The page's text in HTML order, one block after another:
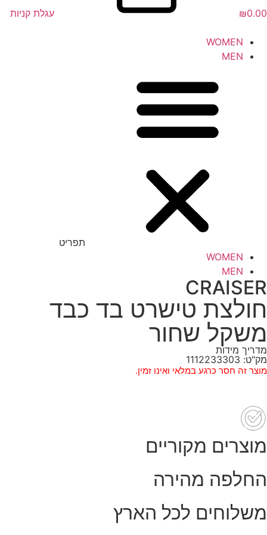
₪0.00 עגלת קניות
WOMEN
MEN
תפריט
WOMEN
MEN
CRAISER
חולצת טישרט בד כבד
משקל שחור
מדריך מידות
מק"ט: 1112233303
מוצר זה חסר כרגע במלאי ואינו זמין.
מוצרים מקוריים
החלפה מהירה
משלוחים לכל הארץ